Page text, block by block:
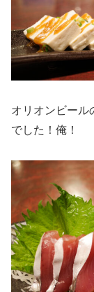
オリオンビール
でした！俺！